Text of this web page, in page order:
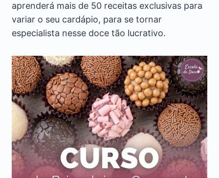
aprenderá mais de 50 receitas exclusivas para
variar o seu cardápio, para se tornar
especialista nesse doce tão lucrativo.